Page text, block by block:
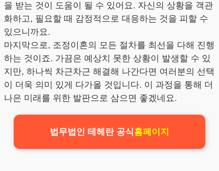
을 받는 것이 도움이 될 수 있어요. 자신의 상황을 객관
화하고, 필요할 때 감정적으로 대응하는 것을 피할 수
있으니까요.
마지막으로, 조정이혼의 모든 절차를 최선을 다해 진행
하는 것이죠. 가끔은 예상치 못한 상황이 발생할 수 있
지만, 하나씩 차근차근 해결해 나간다면 여러분의 선택
이 더욱 의미 있게 다가올 것입니다. 이 과정을 통해 더
나은 미래를 위한 발판으로 삼으면 좋겠네요.
법무법인 테헤란 공식홈페이지